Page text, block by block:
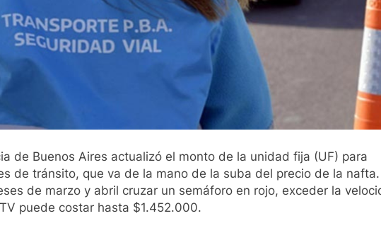
de Buenos Aires actualizó el monto de la unidad fija (UF) para
de tránsito, que va de la mano de la suba del precio de la nafta.
de marzo y abril cruzar un semáforo en rojo, exceder la
puede costar hasta $1.452.000.